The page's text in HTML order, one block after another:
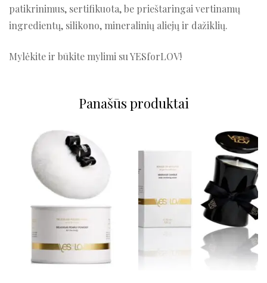
patikrinimus, sertifikuota, be prieštaringai vertinamų
ingredientų, silikono, mineralinių aliejų ir dažiklių.
Mylėkite ir būkite mylimi su YESforLOV!
Panašūs produktai